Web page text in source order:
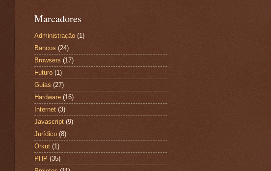
Marcadores
Administração (1)
Bancos (24)
Browsers (17)
Futuro (1)
Guias (27)
Hardware (16)
Internet (3)
Javascript (9)
Jurídico (8)
Orkut (1)
PHP (35)